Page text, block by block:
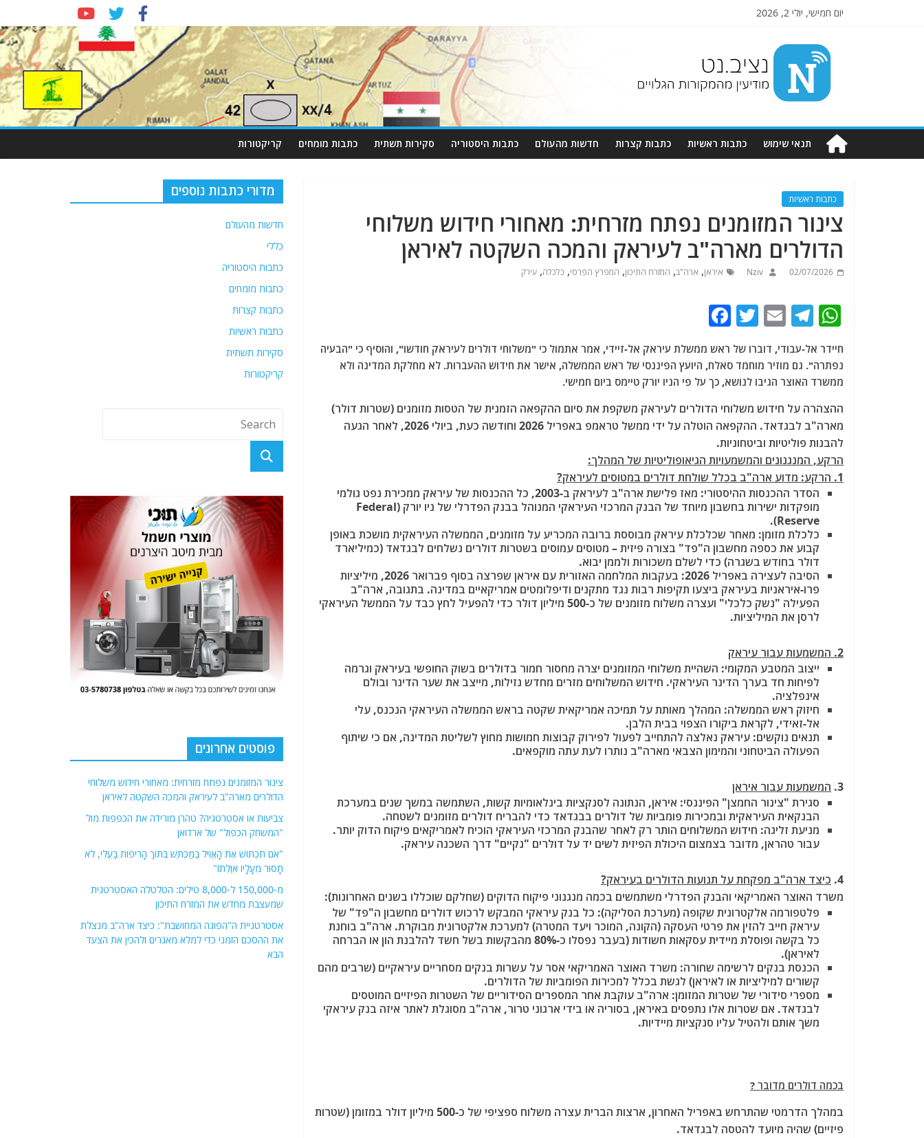
יום חמישי, יולי 2, 2026
Nziv.net
מודיעין
מהמקורות
תנאי שימוש כתבות ראשיות כתבות קצרות חדשות מהעולם כתבות היסטוריה סקירות תשתית כתבות מומחים קריקטורות
כתבות ראשיות
צינור המזומנים נפתח מזרחית: מאחורי חידוש משלוחי
הדולרים מארה"ב לעיראק והמכה השקטה לאיראן
02/07/2026
Nziv איראן, ארה"ב, המזרח התיכון, המפרץ הפרסי, כלכלה, עירק
W
h
at
s
A
p
p
T
e
g
ra
m
E
ai
l
T
w
itt
er
c
e
b
o
k
חיידר אל-עבודי, דוברו של ראש ממשלת עיראק אל-זיידי, אמר אתמול כי "משלוחי דולרים לעיראק חודשו", והוסיף כי "הבעיה
נפתרה". גם מוזיר מוחמד סאלח, היועץ הפיננסי של ראש הממשלה, אישר את חידוש ההעברות. לא מחלקת המדינה ולא
ממשרד האוצר הגיבו לנושא, כך על פי הניו יורק טיימס ביום חמישי.
ההצהרה על חידוש משלוחי הדולרים לעיראק משקפת את סיום ההקפאה הזמנית של הטסות מזומנים (שטרות דולר)
מארה"ב לבגדאד. ההקפאה הוטלה על ידי ממשל טראמפ באפריל 2026 וחודשה כעת, ביולי 2026, לאחר הגעה
להבנות פוליטיות וביטחוניות.
הרקע, המנגנונים והמשמעויות הגיאופוליטיות של המהלך:
1. הרקע: מדוע ארה"ב בכלל שולחת דולרים במטוסים לעיראק?
הסדר ההכנסות ההיסטורי
: מאז פלישת ארה"ב לעיראק ב-2003, כל ההכנסות של עיראק ממכירת נפט גולמי
מופקדות ישירות בחשבון מיוחד של הבנק המרכזי העיראקי המנוהל בבנק הפדרלי של ניו יורק (Federal
Reserve)
.
כלכלת מזומן: מאחר שכלכלת עיראק מבוססת ברובה המכריע על מזומנים, הממשלה העיראקית מושכת באופן
קבוע את כספה מחשבון ה"פד" בצורה פיזית – מטוסים עמוסים בשטרות דולרים נשלחים לבגדאד (כמיליארד
דולר בחודש בשגרה) כדי לשלם משכורות ולממן יבוא.
הסיבה לעצירה באפריל 2026
: בעקבות המלחמה האזורית עם איראן שפרצה בסוף פברואר 2026, מיליציות
פרו-איראניות בעיראק ביצעו תקיפות רבות נגד מתקנים ודיפלומטים אמריקאיים במדינה. בתגובה, ארה"ב
הפעילה "נשק כלכלי" ועצרה משלוח מזומנים של כ-500 מיליון דולר כדי להפעיל לחץ כבד על הממשל העיראקי
לרסן את המיליציות.
2. המשמעות עבור עיראק
ייצוב המטבע המקומי: השהיית משלוחי המזומנים יצרה מחסור חמור בדולרים בשוק החופשי בעיראק וגרמה
לפיחות חד בערך הדינר העיראקי. חידוש המשלוחים מזרים מחדש נזילות, מייצב את שער הדינר ובולם
אינפלציה.
חיזוק ראש הממשלה: המהלך מאותת על תמיכה אמריקאית שקטה בראש הממשלה העיראקי הנכנס, עלי
אל-זאידי, לקראת ביקורו הצפוי בבית הלבן.
תנאים נוקשים: עיראק נאלצה להתחייב לפעול לפירוק קבוצות חמושות מחוץ לשליטת המדינה, אם כי שיתוף
הפעולה הביטחוני והמימון הצבאי מארה"ב נותרו לעת עתה מוקפאים.
3. המשמעות עבור איראן
סגירת "צינור החמצן" הפיננסי: איראן, הנתונה לסנקציות בינלאומיות קשות, השתמשה במשך שנים במערכת
הבנקאית העיראקית ובמכירות פומביות של דולרים בבגדאד כדי להבריח דולרים מזומנים לשטחה.
מניעת זליגה: חידוש המשלוחים הותר רק לאחר שהבנק המרכזי העיראקי הוכיח לאמריקאים פיקוח הדוק יותר.
עבור טהראן, מדובר בצמצום היכולת הפיזית לשים יד על דולרים "נקיים" דרך השכנה עיראק.
4. כיצד ארה"ב מפקחת על תנועות הדולרים בעיראק?
משרד האוצר האמריקאי והבנק הפדרלי משתמשים בכמה מנגנוני פיקוח הדוקים (שחלקם שוכללו בשנים האחרונות):
פלטפורמה אלקטרונית שקופה (מערכת הסליקה): כל בנק עיראקי המבקש לרכוש דולרים מחשבון ה"פד" של
עיראק חייב להזין את פרטי העסקה (הקונה, המוכר ויעד המטרה) למערכת אלקטרונית מבוקרת. ארה"ב בוחנת
כל בקשה ופוסלת מיידית עסקאות חשודות (בעבר נפסלו כ-80% מהבקשות בשל חשד להלבנת הון או הברחה
לאיראן).
הכנסת בנקים לרשימה שחורה: משרד האוצר האמריקאי אסר על עשרות בנקים מסחריים עיראקיים (שרבים מהם
קשורים למיליציות או לאיראן) לגשת בכלל למכירות הפומביות של הדולרים.
מספרי סידורי של שטרות המזומן: ארה"ב עוקבת אחר המספרים הסידוריים של השטרות הפיזיים המוטסים
לבגדאד. אם שטרות אלו נתפסים באיראן, בסוריה או בידי ארגוני טרור, ארה"ב מסוגלת לאתר איזה בנק עיראקי
משך אותם ולהטיל עליו סנקציות מיידיות.
בכמה דולרים מדובר ?
במהלך הדרמטי שהתרחש באפריל האחרון, ארצות הברית עצרה משלוח ספציפי של כ-500 מיליון דולר במזומן (שטרות
פיזיים) שהיה מיועד להטסה לבגדאד.
מדורי כתבות נוספים
חדשות מהעולם
כללי
כתבות היסטוריה
כתבות מומחים
כתבות קצרות
כתבות ראשיות
סקירות תשתית
קריקטורות
פוסטים אחרונים
צינור המזומנים נפתח מזרחית: מאחורי חידוש משלוחי
הדולרים מארה"ב לעיראק והמכה השקטה לאיראן
צביעות או אסטרטגיה? טהרן מורידה את הכפפות מול
"המשחק הכפול" של ארדואן
"אִם תִּכְתּוֹשׁ אֶת הָאֱוִיל בַּמַּכְתֵּשׁ בְּתוֹךְ הָרִיפוֹת בַּעֱלִי, לֹא
תָסוּר מֵעָלָיו אִוַּלְתּוֹ"
מ-150,000 ל-8,000 טילים: הטלטלה האסטרטגית
שמעצבת מחדש את המזרח התיכון
אסטרטגיית ה"הפוגה המחושבת": כיצד ארה"ב מנצלת
את ההסכם הזמני כדי למלא מאגרים ולהכין את הצעד
הבא